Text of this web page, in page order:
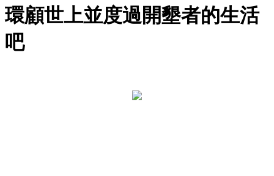
環顧世上並度過開墾者的生活
吧